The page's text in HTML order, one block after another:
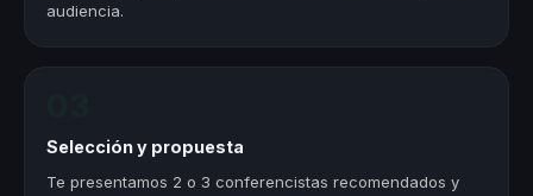
audiencia.
Selección y propuesta
Te presentamos 2 o 3 conferencistas recomendados y